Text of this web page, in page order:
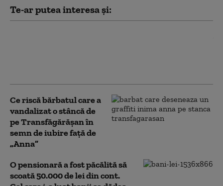
Te-ar putea interesa și:
Ce riscă bărbatul care a
vandalizat o stâncă de
pe Transfăgărășan în
semn de iubire față de
„Anna”
O pensionară a fost păcălită să
scoată 50.000 de lei din cont.